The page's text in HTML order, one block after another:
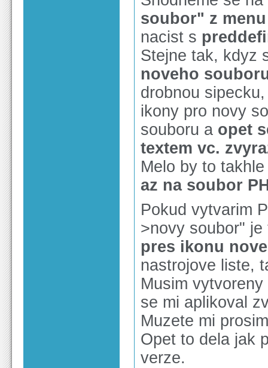
soubor" z
nacist s
Stejne tak, kdyz
noveho
drobnou
ikony pro novy
souboru a opet
textem vc.
Melo by to
az na soubor
Pokud vytvarim
>novy soubor"
pres ikonu
nastrojove liste,
Musim
se mi aplikoval
Muzete mi
Opet to dela jak
verze.